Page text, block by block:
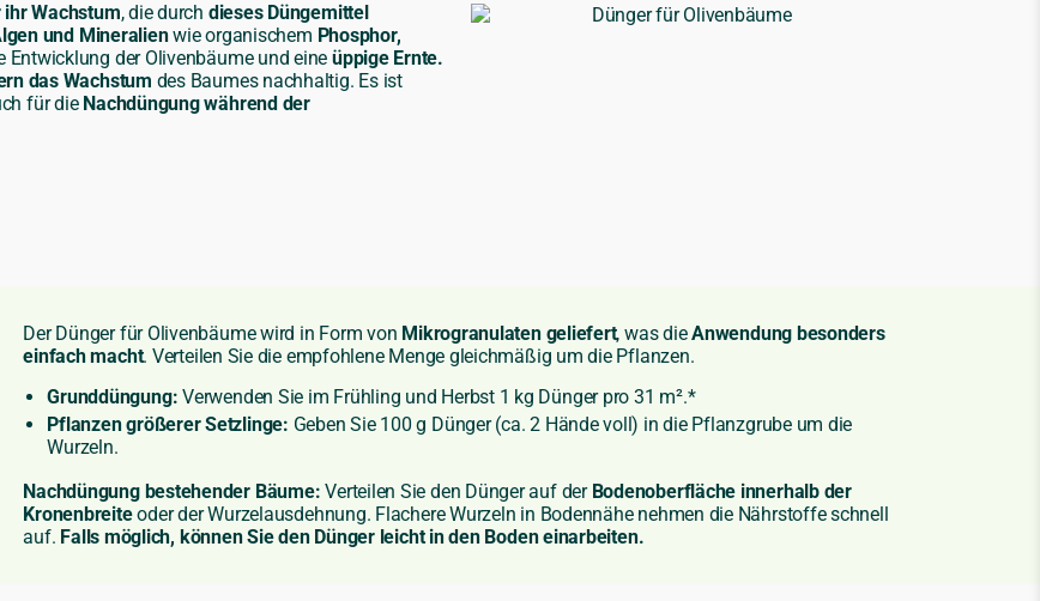
Wachstum, die durch dieses Düngemittel
und Mineralienwie organischem Phosphor,
Entwicklung der Olivenbäume und eine üppige Ernte.
das Wachstum des Baumes nachhaltig. Es ist
für die Nachdüngung während der
Der Dünger für Olivenbäume wird in Form von Mikrogranulaten geliefert, was dieAnwendung besonders
einfach macht. Verteilen Sie die empfohlene Menge gleichmäßig um die Pflanzen.
Grunddüngung: Verwenden Sie im Frühling und Herbst 1 kg Dünger pro 31 m².*
Pflanzen größerer Setzlinge: Geben Sie 100 g Dünger (ca. 2 Hände voll) in die Pflanzgrube um die
Wurzeln.
Nachdüngung bestehender Bäume: Verteilen Sie den Dünger auf derBodenoberfläche innerhalb der
Kronenbreiteoder der Wurzelausdehnung. Flachere Wurzeln in Bodennähe nehmen die Nährstoffe schnell
auf. Falls möglich, können Sie den Dünger leicht in den Boden einarbeiten.